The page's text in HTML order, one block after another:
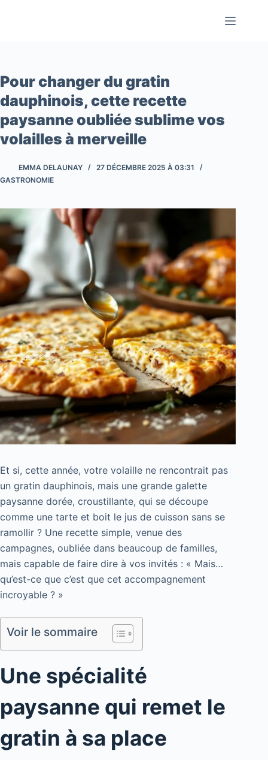
Pour changer du gratin
dauphinois, cette recette
paysanne oubliée sublime vos
volailles à merveille
EMMA DELAUNAY
27 DÉCEMBRE 2025 À 03:31
GASTRONOMIE
Et si, cette année, votre volaille ne rencontrait pas
un gratin dauphinois, mais une grande galette
paysanne dorée, croustillante, qui se découpe
comme une tarte et boit le jus de cuisson sans se
ramollir ? Une recette simple, venue des
campagnes, oubliée dans beaucoup de familles,
mais capable de faire dire à vos invités : « Mais…
qu’est-ce que c’est que cet accompagnement
incroyable ? »
Voir le sommaire
Une spécialité
paysanne qui remet le
gratin à sa place